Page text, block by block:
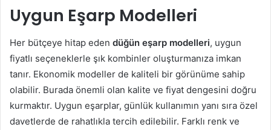
Uygun Eşarp Modelleri
Her bütçeye hitap eden düğün eşarp modelleri, uygun
fiyatlı seçeneklerle şık kombinler oluşturmanıza imkan
tanır. Ekonomik modeller de kaliteli bir görünüme sahip
olabilir. Burada önemli olan kalite ve fiyat dengesini doğru
kurmaktır. Uygun eşarplar, günlük kullanımın yanı sıra özel
davetlerde de rahatlıkla tercih edilebilir. Farklı renk ve